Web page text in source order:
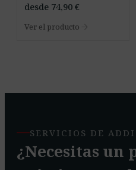
desde 74,90 €
Ver el producto arrow_forward
SERVICIOS DE
¿Necesitas un